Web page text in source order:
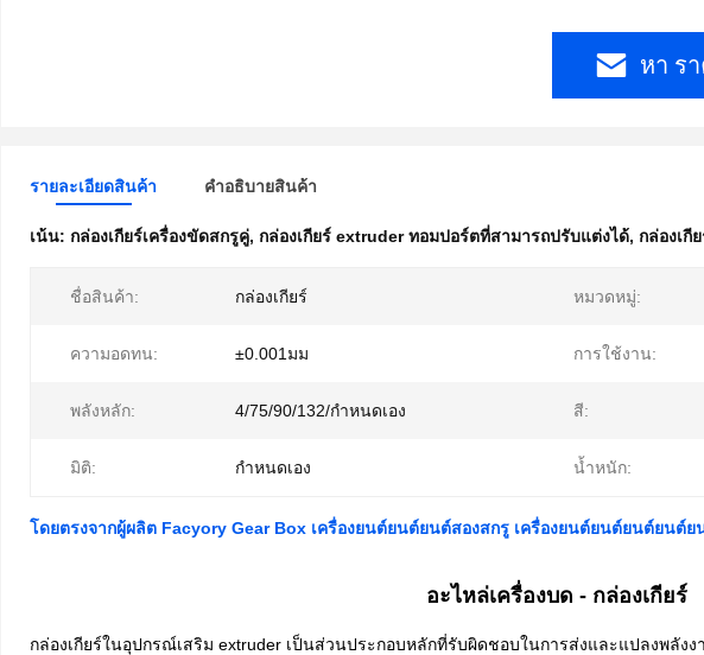
หา ร
รายละเอียดสินค้า คําอธิบายสินค้า
เน้น: กล่องเกียร์เครื่องขัดสกรูคู่, กล่องเกียร์ extruder ทอมปอร์ตที่สามารถปรับแต่งได้, กล่องเกี
ชื่อสินค้า: กล่องเกียร์ หมวดหมู่:
ความอดทน: ±0.001มม การใช้งาน:
พลังหลัก: 4/75/90/132/กำหนดเอง สี:
มิติ: กำหนดเอง น้ำหนัก:
โดยตรงจากผู้ผลิต Facyory Gear Box เครื่องยนต์ยนต์ยนต์สองสกรู เครื่องยนต์ยนต์ยนต์ยน
อะไหล่เครื่องบด - กล่องเกียร์
กล่องเกียร์ในอุปกรณ์เสริม extruder เป็นส่วนประกอบหลักที่รับผิดชอบในการส่งและแปลงพลัง